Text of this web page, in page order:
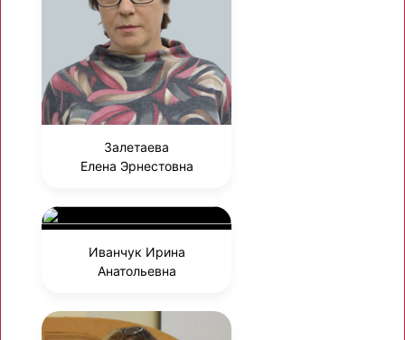
Залетаева
Елена Эрнестовна
Иванчук Ирина
Анатольевна